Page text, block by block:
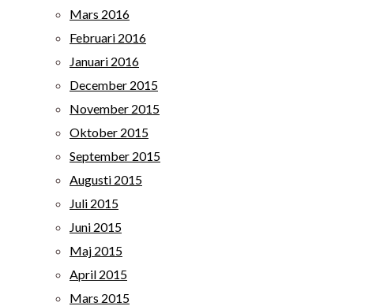
Mars 2016
Februari 2016
Januari 2016
December 2015
November 2015
Oktober 2015
September 2015
Augusti 2015
Juli 2015
Juni 2015
Maj 2015
April 2015
Mars 2015